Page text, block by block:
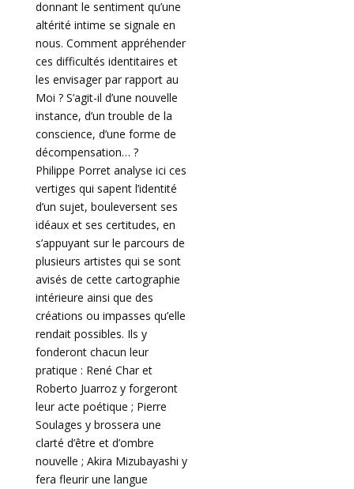
donnant le sentiment qu’une
altérité intime se signale en
nous. Comment appréhender
ces difficultés identitaires et
les envisager par rapport au
Moi ? S’agit-il d’une nouvelle
instance, d’un trouble de la
conscience, d’une forme de
décompensation… ?
Philippe Porret analyse ici ces
vertiges qui sapent l’identité
d’un sujet, bouleversent ses
idéaux et ses certitudes, en
s’appuyant sur le parcours de
plusieurs artistes qui se sont
avisés de cette cartographie
intérieure ainsi que des
créations ou impasses qu’elle
rendait possibles. Ils y
fonderont chacun leur
pratique : René Char et
Roberto Juarroz y forgeront
leur acte poétique ; Pierre
Soulages y brossera une
clarté d’être et d’ombre
nouvelle ; Akira Mizubayashi y
fera fleurir une langue